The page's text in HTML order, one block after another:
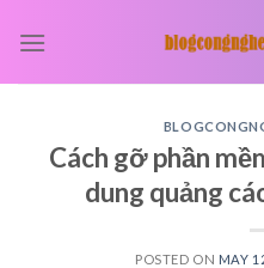
Cách gỡ phần
dung quảng
POSTED ON MAY